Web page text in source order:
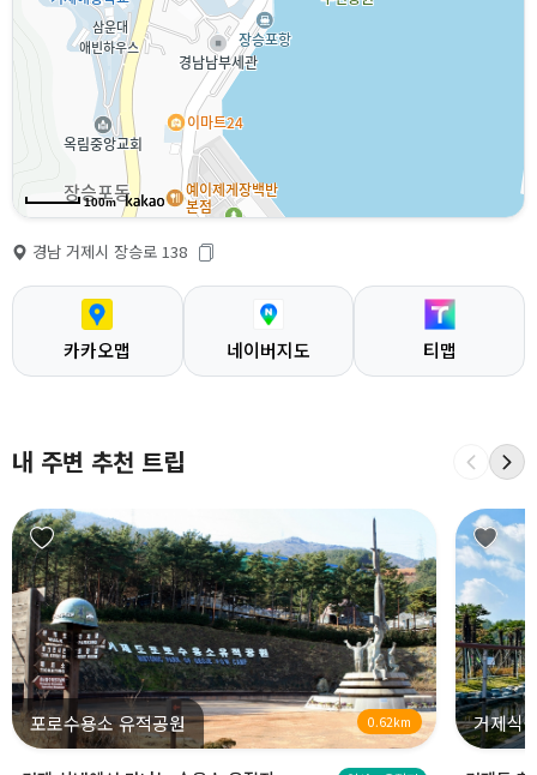
100m
경남 거제시 장승로 138
카카오맵 네이버지도 티맵
내 주변 추천 트립
포로수용소 유적공원 0.62km 거제식